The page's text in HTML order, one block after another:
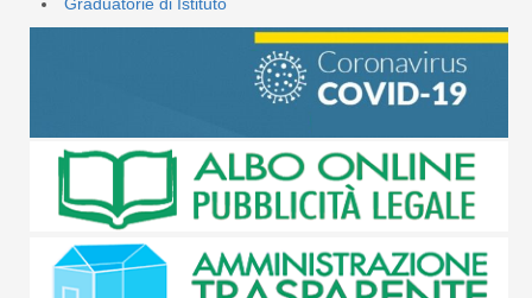
Graduatorie di Istituto